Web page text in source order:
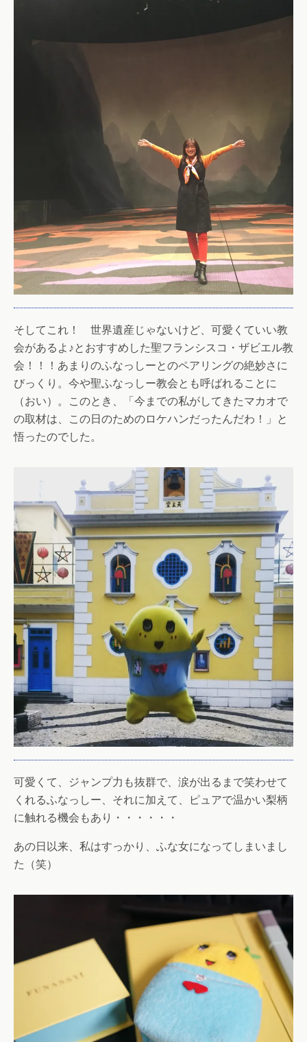
そしてこれ！ 世界遺産じゃないけど、可愛くていい教
会があるよ♪とおすすめした聖フランシスコ・ザビエル教
会！！！あまりのふなっしーとのペアリングの絶妙さに
びっくり。今や聖ふなっしー教会とも呼ばれることに
（おい）。このとき、「今までの私がしてきたマカオで
の取材は、この日のためのロケハンだったんだわ！」と
悟ったのでした。
可愛くて、ジャンプ力も抜群で、涙が出るまで笑わせて
くれるふなっしー、それに加えて、ピュアで温かい梨柄
に触れる機会もあり・・・・・・
あの日以来、私はすっかり、ふな女になってしまいまし
た（笑）